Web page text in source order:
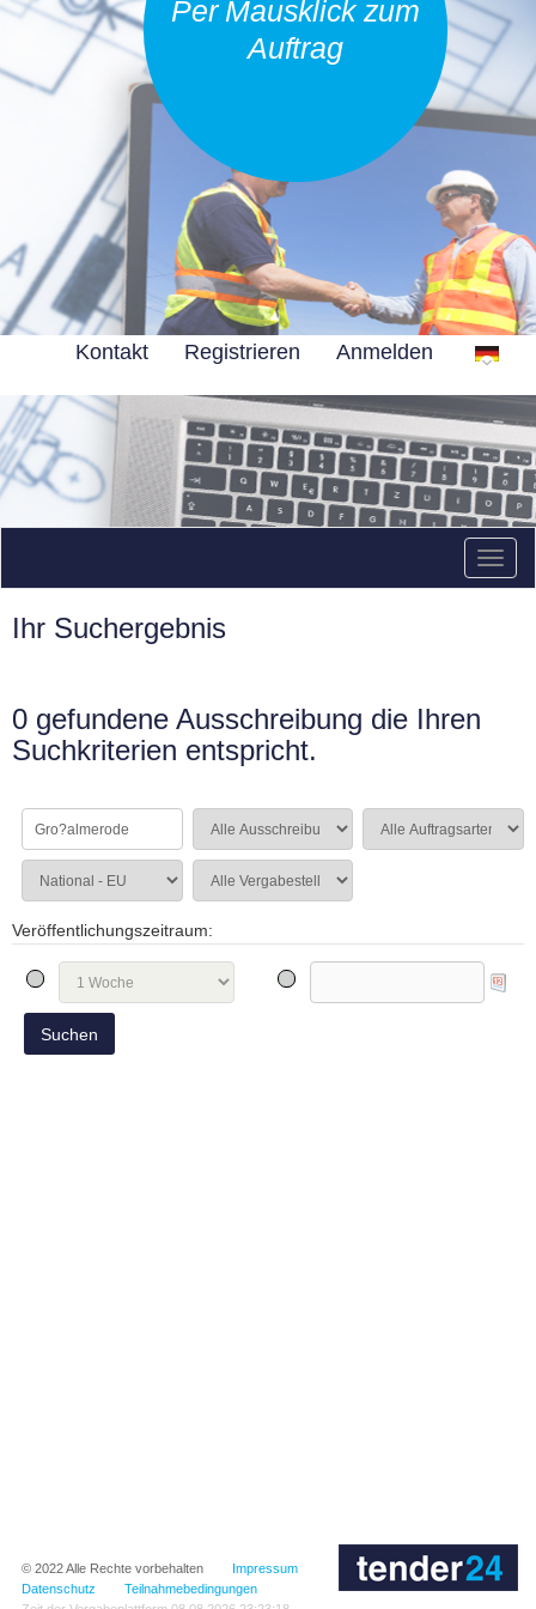
Per Mausklick zum
Auftrag
Kontakt Registrieren Anmelden
Ihr Suchergebnis
0 gefundene Ausschreibung die Ihren
Suchkriterien entspricht.
Veröffentlichungszeitraum:
© 2022Alle Rechte vorbehalten
Impressum
Datenschutz
Teilnahmebedingungen